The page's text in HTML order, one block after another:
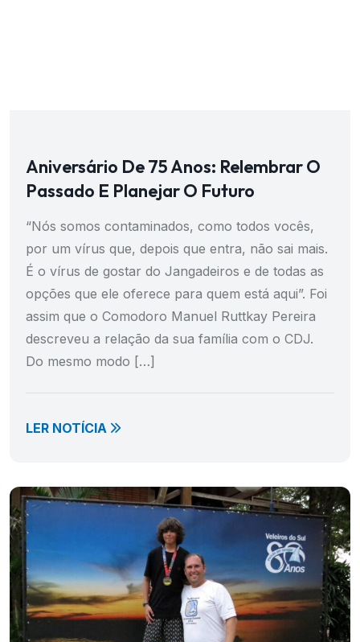
Aniversário De 75 Anos: Relembrar O
Passado E Planejar O Futuro
“Nós somos contaminados, como todos vocês,
por um vírus que, depois que entra, não sai mais.
É o vírus de gostar do Jangadeiros e de todas as
opções que ele oferece para quem está aqui”. Foi
assim que o Comodoro Manuel Ruttkay Pereira
descreveu a relação da sua família com o CDJ.
Do mesmo modo […]
LER NOTÍCIA